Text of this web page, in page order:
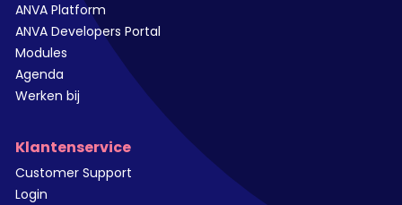
ANVA Platform
ANVA Developers Portal
Modules
Agenda
Werken bij
Klantenservice
Customer Support
Login